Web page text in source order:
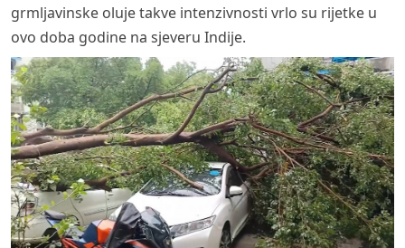
grmljavinske oluje takve intenzivnosti vrlo su rijetke u
ovo doba godine na sjeveru Indije.